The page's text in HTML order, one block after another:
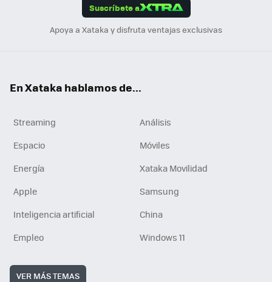
Suscríbete a
Apoya a Xataka y disfruta ventajas exclusivas
En Xataka hablamos de...
Streaming
Análisis
Espacio
Móviles
Energía
Xataka Movilidad
Apple
Samsung
Inteligencia artificial
China
Empleo
Windows 11
VER MÁS TEMAS